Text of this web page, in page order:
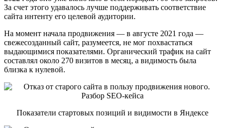
За счет этого удавалось лучше поддерживать соответствие
сайта интенту его целевой аудитории.
На момент начала продвижения — в августе 2021 года —
свежесозданный сайт, разумеется, не мог похвастаться
выдающимися показателями. Органический трафик на сайт
составлял около 270 визитов в месяц, а видимость была
близка к нулевой.
Показатели стартовых позиций и видимости в Яндексе